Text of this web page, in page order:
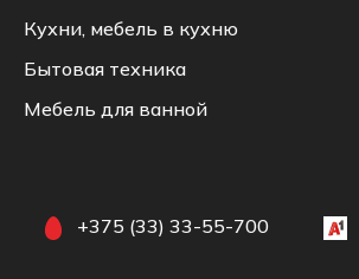
Кухни, мебель в кухню
Бытовая техника
Мебель для ванной
+375 (33) 33-55-700